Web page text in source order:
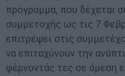
πρόγραμμα, που δέχεται
συμμετοχής ως τις 7
επιτρέψει στις
να επιταχύνουν την
φέρνοντάς τες σε άμεση